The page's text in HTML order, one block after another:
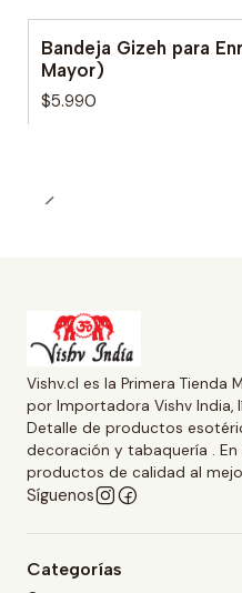
Bandeja Gizeh para
Mayor)
$5.990
Vishv.cl es la Primera Tienda
por Importadora Vishv India,
Detalle de productos
decoración y tabaquería .
productos de calidad al
Síguenos
Categorías